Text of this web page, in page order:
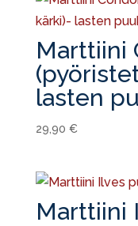
Marttiini
lasten
29,90 €
Marttiini